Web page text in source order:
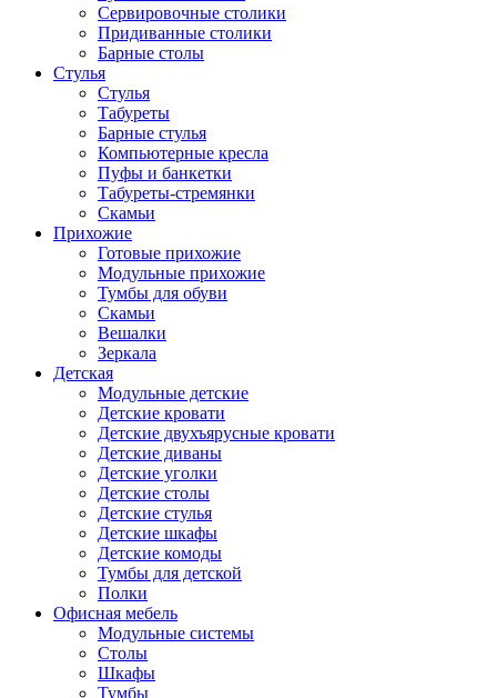
Сервировочные столики
Придиванные столики
Барные столы
Стулья
Стулья
Табуреты
Барные стулья
Компьютерные кресла
Пуфы и банкетки
Табуреты-стремянки
Скамьи
Прихожие
Готовые прихожие
Модульные прихожие
Тумбы для обуви
Скамьи
Вешалки
Зеркала
Детская
Модульные детские
Детские кровати
Детские двухъярусные кровати
Детские диваны
Детские уголки
Детские столы
Детские стулья
Детские шкафы
Детские комоды
Тумбы для детской
Полки
Офисная мебель
Модульные системы
Столы
Шкафы
Тумбы